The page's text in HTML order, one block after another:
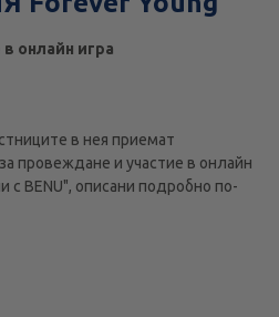
онлайн игра
в нея приемат
провеждане и участие в онлайн
с BENU", описани подробно по-
ДАННИ
НА ЛИЧНИ
ДОСТАВКА ДО АПТЕКА